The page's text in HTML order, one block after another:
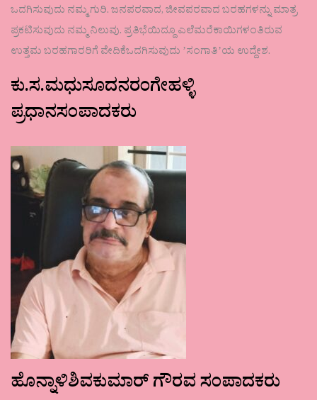
ಒದಗಿಸುವುದು ನಮ್ಮ ಗುರಿ. ಜನಪರವಾದ, ಜೀವಪರವಾದ ಬರಹಗಳನ್ನು ಮಾತ್ರ
ಪ್ರಕಟಿಸುವುದು ನಮ್ಮ ನಿಲುವು. ಪ್ರತಿಭೆಯಿದ್ದೂ ಎಲೆಮರೆಕಾಯಿಗಳಂತಿರುವ
ಉತ್ತಮ ಬರಹಗಾರರಿಗೆ ವೇದಿಕೆಒದಗಿಸುವುದು ʼಸಂಗಾತಿʼಯ ಉದ್ದೇಶ.
ಕು.ಸ.ಮಧುಸೂದನರಂಗೇಹಳ್ಳಿ
ಪ್ರಧಾನಸಂಪಾದಕರು
ಹೊನ್ನಾಳಿಶಿವಕುಮಾರ್ ಗೌರವ ಸಂಪಾದಕರು